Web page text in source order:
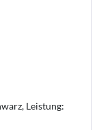
Leistung: